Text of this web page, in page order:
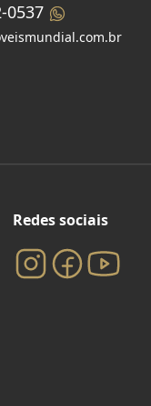
0537
Redes sociais